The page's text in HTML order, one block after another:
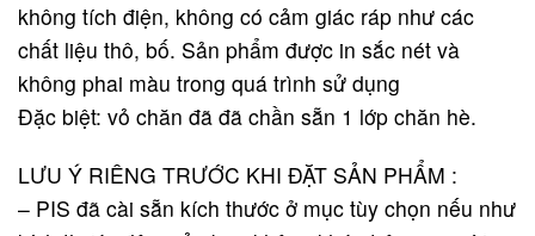
không tích điện, không có cảm giác ráp như các
chất liệu thô, bố. Sản phẩm được in sắc nét và
không phai màu trong quá trình sử dụng
Đặc biệt: vỏ chăn đã đã chần sẵn 1 lớp chăn hè.
LƯU Ý RIÊNG TRƯỚC KHI ĐẶT SẢN PHẨM :
– PIS đã cài sẵn kích thước ở mục tùy chọn nếu như